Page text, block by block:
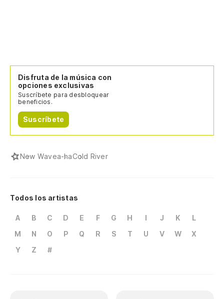
Disfruta de la música con
opciones exclusivas
Suscríbete para desbloquear
beneficios.
Suscríbete
New Wavea-haCold River
Todos los artistas
A B C D E F G H I J K
L
M
N O P Q R S T U V W
X
Y
Z #